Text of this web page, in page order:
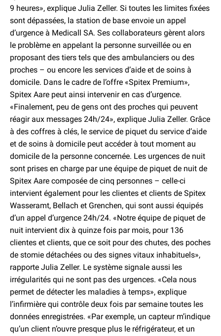
9 heures», explique Julia Zeller. Si toutes les limites fixées
sont dépassées, la station de base envoie un appel
d’urgence à Medicall SA. Ses collaborateurs gèrent alors
le problème en appelant la personne surveillée ou en
proposant des tiers tels que des ambulanciers ou des
proches – ou encore les services d’aide et de soins à
domicile. Dans le cadre de l’offre «Spitex Premium»,
Spitex Aare peut ainsi intervenir en cas d’urgence.
«Finalement, peu de gens ont des proches qui peuvent
réagir aux messages 24h/24», explique Julia Zeller. Grâce
à des coffres à clés, le service de piquet du service d’aide
et de soins à domicile peut accéder à tout moment au
domicile de la personne concernée. Les urgences de nuit
sont prises en charge par une équipe de piquet de nuit de
Spitex Aare composée de cinq personnes – celle-ci
intervient également pour les clientes et clients de Spitex
Wasseramt, Bellach et Grenchen, qui sont aussi équipés
d’un appel d’urgence 24h/24. «Notre équipe de piquet de
nuit intervient dix à quinze fois par mois, pour 136
clientes et clients, que ce soit pour des chutes, des poches
de stomie détachées ou des signes vitaux inhabituels»,
rapporte Julia Zeller. Le système signale aussi les
irrégularités qui ne sont pas des urgences. «Cela nous
permet de détecter les maladies à temps», explique
l’infirmière qui contrôle deux fois par semaine toutes les
données enregistrées. «Par exemple, un capteur m’indique
qu’un client n’ouvre presque plus le réfrigérateur, et un